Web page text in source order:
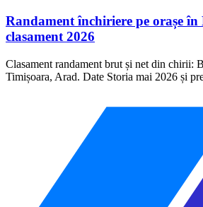
Randament închiriere pe orașe
clasament 2026
Clasament randament brut și net din chirii:
Timișoara, Arad. Date Storia mai 2026 și